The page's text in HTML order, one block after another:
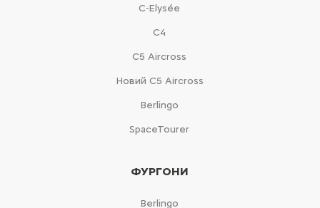
C-Elysée
С4
С5 Aircross
Новий С5 Aircross
Berlingo
SpaceTourer
ФУРГОНИ
Berlingo